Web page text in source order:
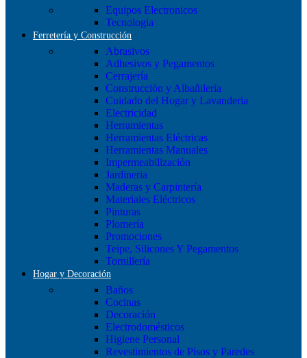
Equipos Electronicos
Tecnologia
Ferretería y Construcción
Abrasivos
Adhesivos y Pegamentos
Cerrajería
Construcción y Albañilería
Cuidado del Hogar y Lavanderia
Electricidad
Herramientas
Herramientas Eléctricas
Herramientas Manuales
Impermeabilización
Jardineria
Maderas y Carpintería
Materiales Eléctricos
Pinturas
Plomería
Promociones
Teipe, Silicones Y Pegamentos
Tornillería
Hogar y Decoración
Baños
Cocinas
Decoración
Electrodomésticos
Higiene Personal
Revestimientos de Pisos y Paredes